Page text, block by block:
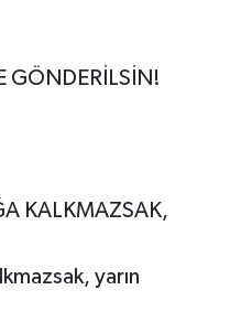
GÖNDERİLSİN!
KALKMAZSAK,
yarın